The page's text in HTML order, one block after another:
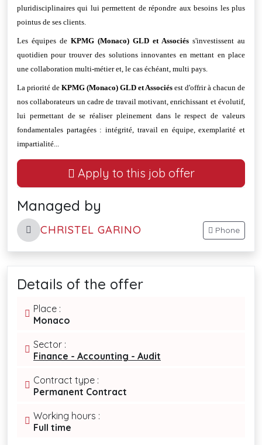
pluridisciplinaires qui lui permettent de répondre aux besoins les plus
pointus de ses clients.
Les équipes de KPMG (Monaco) GLD et Associés s'investissent au
quotidien pour trouver des solutions innovantes en mettant en place
une collaboration multi-métier et, le cas échéant, multi pays.
La priorité de KPMG (Monaco) GLD et Associés est d'offrir à chacun de
nos collaborateurs un cadre de travail motivant, enrichissant et évolutif,
lui permettant de se réaliser pleinement dans le respect de valeurs
fondamentales partagées : intégrité, travail en équipe, exemplarité et
impartialité...
Apply to this job offer
Managed by
CHRISTEL GARINO Phone
Details of the offer
Place :
Monaco
Sector :
Finance - Accounting - Audit
Contract type :
Permanent Contract
Working hours :
Full time